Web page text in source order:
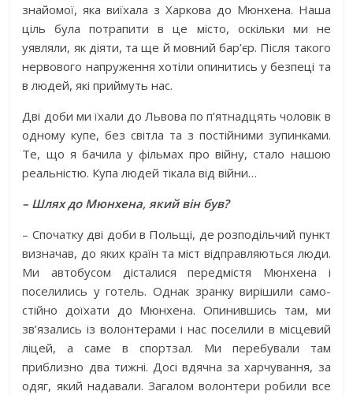
знайо­мої, яка виїхала з Харкова до Мюнхена. Наша
ціль була потрапити в це міс­то, оскільки ми не
уявляли, як діяти, та ще й мовний бар’єр. Після такого
нервового напруження хотіли опинитись у безпеці та
в людей, які приймуть нас.
Дві доби ми їхали до Львова по п’ятнадцять чоловік в
одному купе, без світла та з постійними зупинками.
Те, що я бачила у фільмах про війну, стало нашою
реальністю. Купа людей тікала від війни…
– Шлях до Мюнхена, який він був?
– Спочатку дві доби в Польщі, де розподільчий пункт
визначав, до яких країн та міст відправляються люди.
Ми автобусом дісталися передмістя Мюнхена і
поселились у готель. Однак зранку вирішили само­
стійно доїхати до Мюнхена. Опинившись там, ми
зв’язались із волонтерами і нас поселили в місцевий
ліцей, а саме в спортзал. Ми перебували там
приблизно два тижні. Досі вдячна за харчування, за
одяг, який надавали. Загалом волонтери робили все